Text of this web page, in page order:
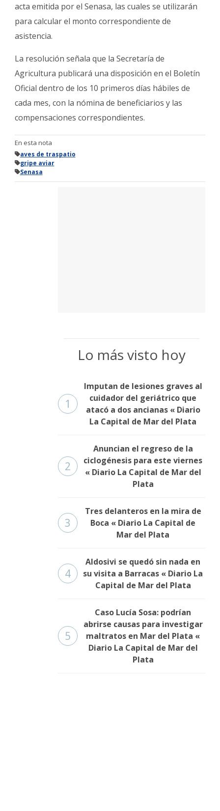
acta emitida por el Senasa, las cuales se utilizarán
para calcular el monto correspondiente de
asistencia.
La resolución señala que la Secretaría de
Agricultura publicará una disposición en el Boletín
Oficial dentro de los 10 primeros días hábiles de
cada mes, con la nómina de beneficiarios y las
compensaciones correspondientes.
En esta nota
aves de traspatio
gripe aviar
Senasa
Lo más visto hoy
1
Imputan de lesiones graves al
cuidador del geriátrico que
atacó a dos ancianas « Diario
La Capital de Mar del Plata
2
Anuncian el regreso de la
ciclogénesis para este viernes
« Diario La Capital de Mar del
Plata
3
Tres delanteros en la mira de
Boca « Diario La Capital de
Mar del Plata
4
Aldosivi se quedó sin nada en
su visita a Barracas « Diario La
Capital de Mar del Plata
5
Caso Lucía Sosa: podrían
abrirse causas para investigar
maltratos en Mar del Plata «
Diario La Capital de Mar del
Plata